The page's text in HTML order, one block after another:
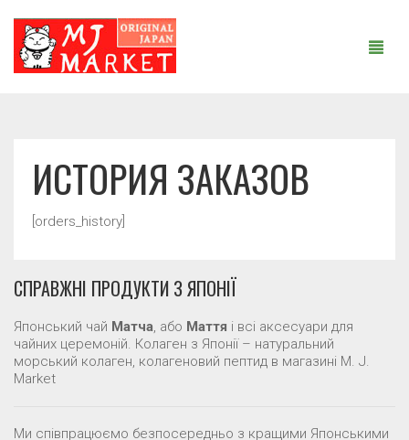
ПРО НАС
СТАТТІ
СПІВРОБІТНИЦТВО
КОНТАКТИ
ИСТОРИЯ ЗАКАЗОВ
[orders_history]
СПРАВЖНІ ПРОДУКТИ З ЯПОНІЇ
Японський чай Матча, або Маття і всі аксесуари для
чайних церемоній. Колаген з Японії – натуральний
морський колаген, колагеновий пептид в магазині M. J.
Market
Ми співпрацюємо безпосередньо з кращими Японськими